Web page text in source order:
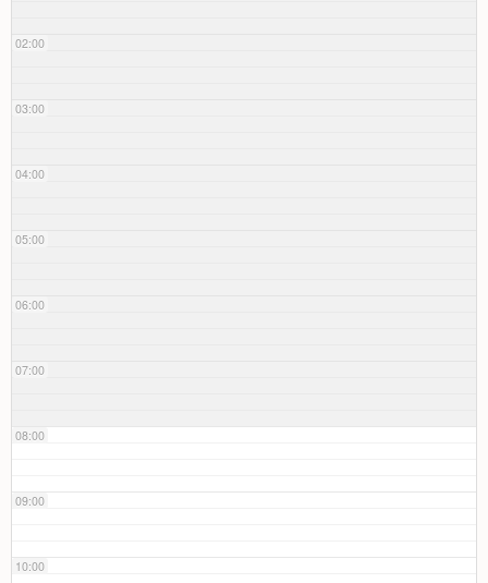
02:00
03:00
04:00
05:00
06:00
07:00
08:00
09:00
10:00